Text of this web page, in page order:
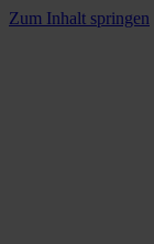
Zum Inhalt springen